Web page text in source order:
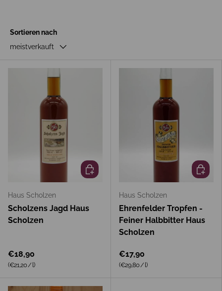
Sortieren nach
meistverkauft
Haus Scholzen
Scholzens Jagd Haus
Scholzen
€18,90
Grundpreis
(€21,20/l)
In den Warenkorb
Haus Scholzen
Ehrenfelder Tropfen -
Feiner Halbbitter Haus
Scholzen
€17,90
Grundpreis
(€29,80/l)
In den